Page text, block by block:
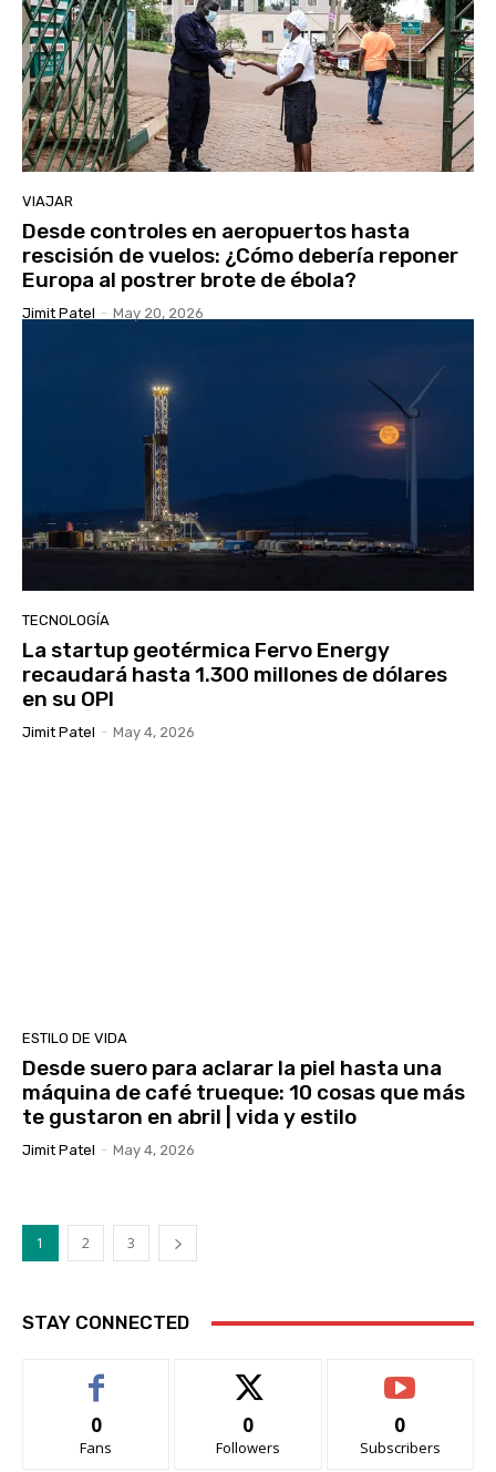
VIAJAR
Desde controles en aeropuertos hasta
rescisión de vuelos: ¿Cómo debería reponer
Europa al postrer brote de ébola?
Jimit Patel - May 20, 2026
TECNOLOGÍA
La startup geotérmica Fervo Energy
recaudará hasta 1.300 millones de dólares
en su OPI
Jimit Patel - May 4, 2026
ESTILO DE VIDA
Desde suero para aclarar la piel hasta una
máquina de café trueque: 10 cosas que más
te gustaron en abril | vida y estilo
Jimit Patel - May 4, 2026
1 2 3
STAY CONNECTED
0
Fans
0
Followers
0
Subscribers